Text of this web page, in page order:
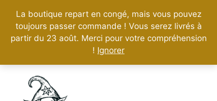
La boutique repart en congé, mais vous pouvez
toujours passer commande ! Vous serez livrés à
partir du 23 août. Merci pour votre compréhension
! Ignorer